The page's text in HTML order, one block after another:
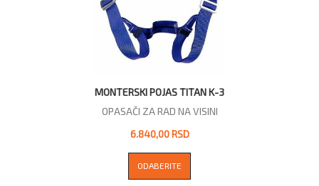
MONTERSKI POJAS TITAN K-3
OPASAČI ZA RAD NA VISINI
6.840,00 RSD
ODABERITE